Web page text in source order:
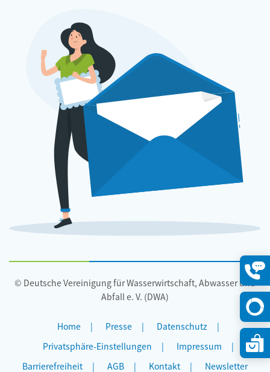
© Deutsche Vereinigung für Wasserwirtschaft, Abwasser und
Abfall e. V. (DWA)
Home Presse
Datenschutz
Privatsphäre-Einstellungen
Impressum
Barrierefreiheit
AGB Kontakt Newsletter